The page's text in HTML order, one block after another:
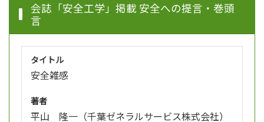
会誌「安全工学」掲載 安全への提言・巻頭
言
タイトル
安全雑感
著者
平山 隆一（千葉ゼネラルサービス株式会社）